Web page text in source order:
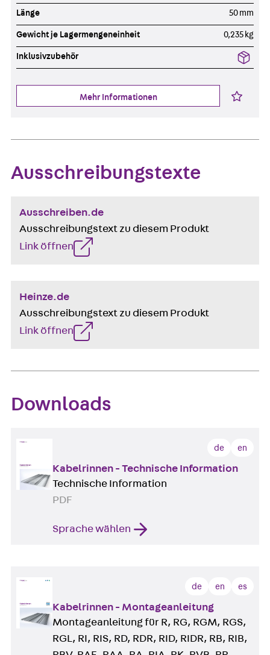
Länge 50 mm
Gewicht je Lagermengeneinheit 0,235 kg
Inklusivzubehör
Mehr Informationen
Ausschreibungstexte
Ausschreiben.de
Ausschreibungstext zu diesem Produkt
Link öffnen
Heinze.de
Ausschreibungstext zu diesem Produkt
Link öffnen
Downloads
de en
Kabelrinnen - Technische Information
Technische Information
PDF
Sprache wählen
de en es
Kabelrinnen - Montageanleitung
Montageanleitung für R, RG, RGM, RGS,
RGL, RI, RIS, RD, RDR, RID, RIDR, RB, RIB,